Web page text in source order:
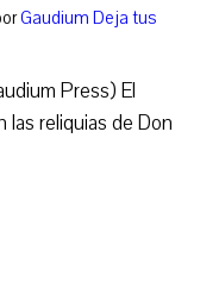
Gaudium Deja tus
Press) El
las reliquias de Don